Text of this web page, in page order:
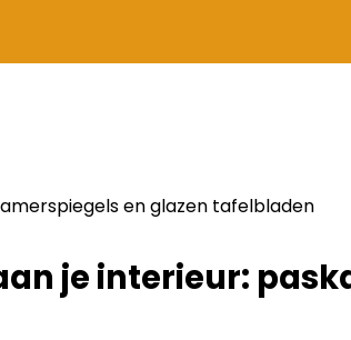
en glazen tafelbladen
je interieur: